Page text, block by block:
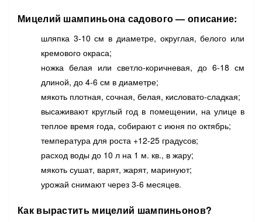
Мицелий шампиньона садового — описание:
шляпка 3-10 см в диаметре, округлая, белого или
кремового окраса;
ножка белая или светло-коричневая, до 6-18 см
длиной, до 4-6 см в диаметре;
мякоть плотная, сочная, белая, кисловато-сладкая;
высаживают круглый год в помещении, на улице в
теплое время года, собирают с июня по октябрь;
температура для роста +12-25 градусов;
расход воды до 10 л на 1 м. кв., в жару;
мякоть сушат, варят, жарят, маринуют;
урожай снимают через 3-6 месяцев.
Как вырастить мицелий шампиньонов?